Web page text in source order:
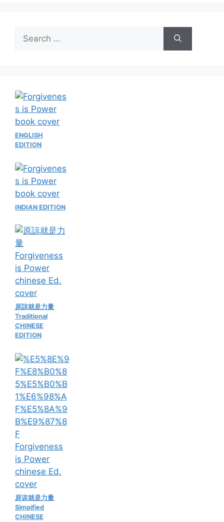
Search
for:
ENGLISH
EDITION
INDIAN EDITION
原諒就是力量
Traditional
CHINESE
EDITION
原谅就是力量
Simpified
CHINESE